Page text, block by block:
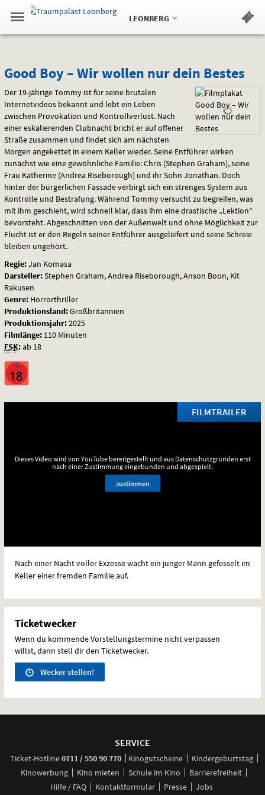
Springe
zum
,zum
.
Navigation
Gehe
zur
Standortauswahl
Standort:
LEONBERG.
Hinweis
Good
Boy
–
Wir
wollen
nur
dein
Bestes
Good Boy – Wir wollen nur dein Bestes
Der 19-jährige Tommy ist für seine brutalen
Internetvideos bekannt und lebt ein Leben
zwischen Provokation und Kontrollverlust. Nach
einer eskalierenden Clubnacht bricht er auf offener
Straße zusammen und findet sich am nächsten
Morgen angekettet in einem Keller wieder. Seine Entführer wirken
zunächst wie eine gewöhnliche Familie: Chris (Stephen Graham), seine
Frau Katherine (Andrea Riseborough) und ihr Sohn Jonathan. Doch
hinter der bürgerlichen Fassade verbirgt sich ein strenges System aus
Kontrolle und Bestrafung. Während Tommy versucht zu begreifen, was
mit ihm geschieht, wird schnell klar, dass ihm eine drastische „Lektion“
bevorsteht. Abgeschnitten von der Außenwelt und ohne Möglichkeit zur
Flucht ist er den Regeln seiner Entführer ausgeliefert und seine Schreie
bleiben ungehört.
Regie:Jan Komasa
Darsteller:Stephen Graham, Andrea Riseborough, Anson Boon, Kit
Rakusen
Genre: Horrorthriller
Produktionsland:Großbritannien
Produktionsjahr:2025
Filmlänge: 110 Minuten
FSK:ab 18
FILMTRAILER
Dieses Video wird von YouTube bereitgestellt und aus Datenschutzgründen erst
nach einer Zustimmung eingebunden und abgespielt.
zustimmen
Nach einer Nacht voller Exzesse wacht ein junger Mann gefesselt im
Keller einer fremden Familie auf.
Ticketwecker
Wenn du kommende Vorstellungstermine nicht verpassen
willst, dann stell dir den Ticketwecker.
Wecker stellen!
SERVICE
Ticket-Hotline0711 / 550 90 770anrufen
Kinogutscheine
Kindergeburtstag
Kinowerbung
Kino mieten Schule im Kino
Barrierefreiheit
Hilfe / FAQ
Kontaktformular Presse Jobs